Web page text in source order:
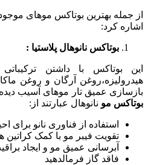
از جمله بهترین بوتاکس موهای
اشاره کرد:
بوتاکس نانوهال پلاستیا :
این بوتاکس با داشتن ترکیباتی
هیدرولیزه،روغن آرگان و روغن
بازسازی عمیق تار موهای آسیب
بوتاکس مو نانوهال عبارتند از:
استفاده از فناوری نانو برای
تقویت فیبر مو با کمک کراتین
آبرسانی عمیق مو و ایجاد
فاقد گاز فرمالدهید